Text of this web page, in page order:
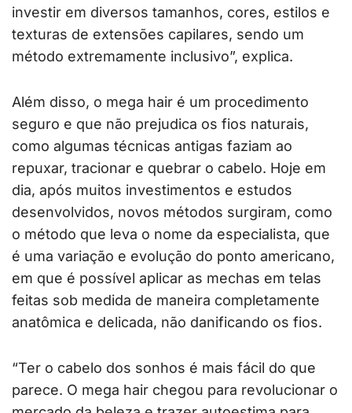
investir em diversos tamanhos, cores, estilos e
texturas de extensões capilares, sendo um
método extremamente inclusivo”, explica.
Além disso, o mega hair é um procedimento
seguro e que não prejudica os fios naturais,
como algumas técnicas antigas faziam ao
repuxar, tracionar e quebrar o cabelo. Hoje em
dia, após muitos investimentos e estudos
desenvolvidos, novos métodos surgiram, como
o método que leva o nome da especialista, que
é uma variação e evolução do ponto americano,
em que é possível aplicar as mechas em telas
feitas sob medida de maneira completamente
anatômica e delicada, não danificando os fios.
“Ter o cabelo dos sonhos é mais fácil do que
parece. O mega hair chegou para revolucionar o